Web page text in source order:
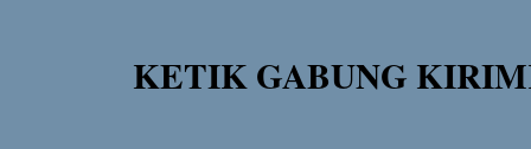
KETIK GABUNG